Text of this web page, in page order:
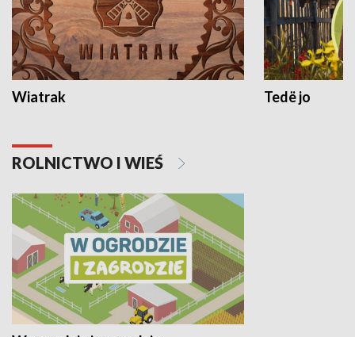
Wiatrak Tedë jo
ROLNICTWO I WIEŚ